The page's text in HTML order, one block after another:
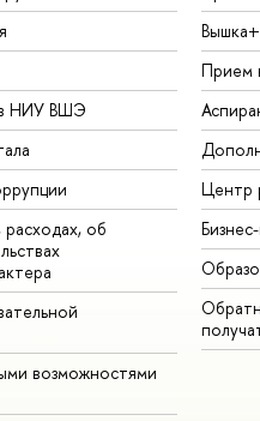
НИУ ВШЭ
об
возможностями
Вышка+
Прием
Центр